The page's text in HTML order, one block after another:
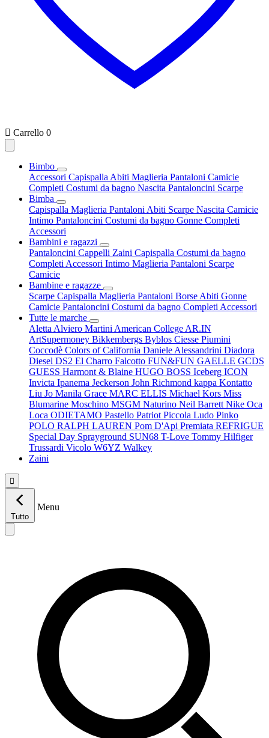
 Carrello 0
Bimbo
Accessori Capispalla Abiti Maglieria Pantaloni Camicie
Completi Costumi da bagno Nascita Pantaloncini Scarpe
Bimba
Capispalla Maglieria Pantaloni Abiti Scarpe Nascita Camicie
Intimo Pantaloncini Costumi da bagno Gonne Completi
Accessori
Bambini e ragazzi
Pantaloncini Cappelli Zaini Capispalla Costumi da bagno
Completi Accessori Intimo Maglieria Pantaloni Scarpe
Camicie
Bambine e ragazze
Scarpe Capispalla Maglieria Pantaloni Borse Abiti Gonne
Camicie Pantaloncini Costumi da bagno Completi Accessori
Tutte le marche
Aletta Alviero Martini American College AR.IN
ArtSupermoney Bikkembergs Byblos Ciesse Piumini
Coccodè Colors of California Daniele Alessandrini Diadora
Diesel DS2 El Charro Falcotto FUN&FUN GAELLE GCDS
GUESS Harmont & Blaine HUGO BOSS Iceberg ICON
Invicta Ipanema Jeckerson John Richmond kappa Kontatto
Liu Jo Manila Grace MARC ELLIS Michael Kors Miss
Blumarine Moschino MSGM Naturino Neil Barrett Nike Oca
Loca ODIETAMO Pastello Patriot Piccola Ludo Pinko
POLO RALPH LAUREN Pom D'Api Premiata REFRIGUE
Special Day Sprayground SUN68 T-Love Tommy Hilfiger
Trussardi Vicolo W6YZ Walkey
Zaini

Tutto
Menu